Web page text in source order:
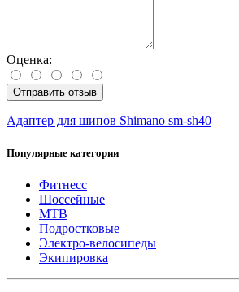
Оценка:
Отправить отзыв
Адаптер для шипов Shimano sm-sh40
Популярные категории
Фитнесс
Шоссейные
MTB
Подростковые
Электро-велосипеды
Экипировка